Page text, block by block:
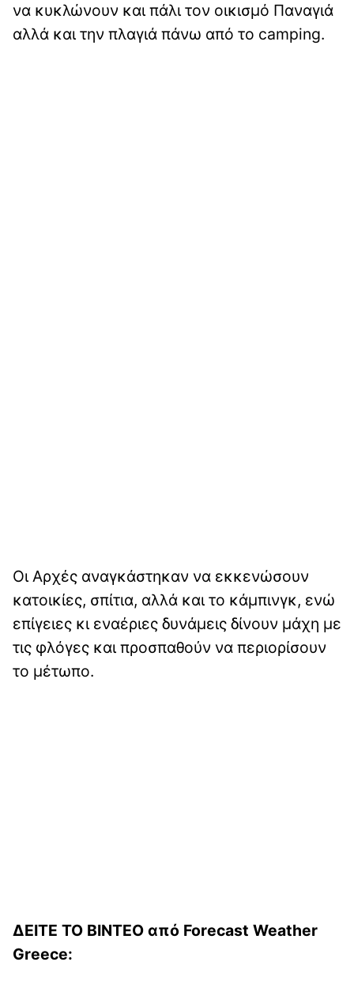
να κυκλώνουν και πάλι τον οικισμό Παναγιά
αλλά και την πλαγιά πάνω από το camping.
Οι Αρχές αναγκάστηκαν να εκκενώσουν
κατοικίες, σπίτια, αλλά και το κάμπινγκ, ενώ
επίγειες κι εναέριες δυνάμεις δίνουν μάχη με
τις φλόγες και προσπαθούν να περιορίσουν
το μέτωπο.
ΔΕΙΤΕ ΤΟ ΒΙΝΤΕΟ από Forecast Weather
Greece: